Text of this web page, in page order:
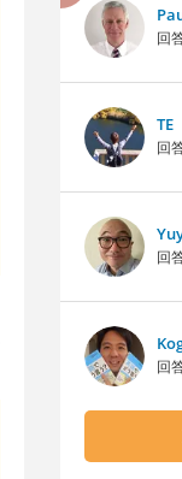
回
TE
回
回
回